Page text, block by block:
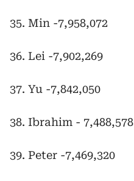
35. Min -7,958,072
36. Lei -7,902,269
37. Yu -7,842,050
38. Ibrahim - 7,488,578
39. Peter -7,469,320